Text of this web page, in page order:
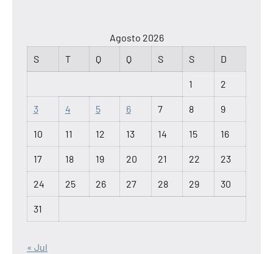
Agosto 2026
S
T Q Q S S D
1 2
3 4 5 6 7 8 9
10 11 12 13 14 15 16
17 18 19 20 21 22 23
24 25 26 27 28 29 30
31
« Jul